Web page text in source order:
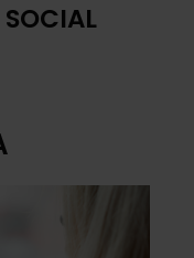
SOCIAL